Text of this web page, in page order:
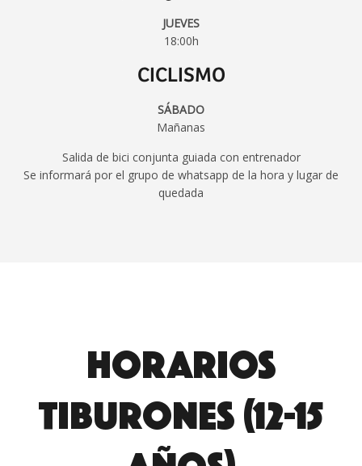
JUEVES
18:00h
CICLISMO
SÁBADO
Mañanas
Salida de bici conjunta guiada con entrenador
Se informará por el grupo de whatsapp de la hora y lugar de
quedada
HORARIOS
TIBURONES (12-15